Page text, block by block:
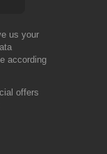
us your
according
offers